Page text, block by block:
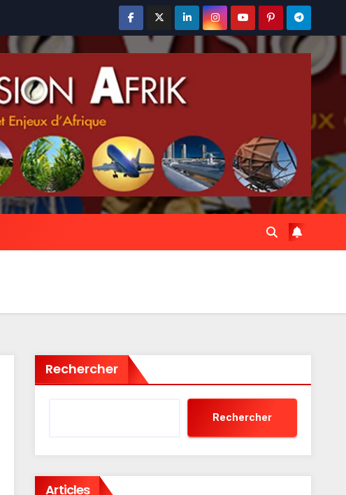
Rechercher
Rechercher
Articles